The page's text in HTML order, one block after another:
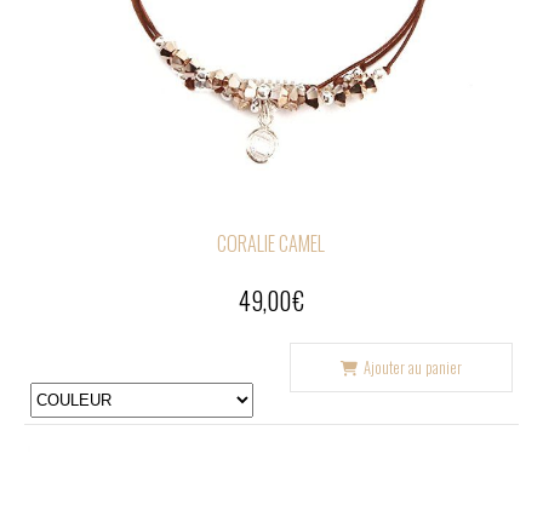
CORALIE CAMEL
49,00€
Ajouter au panier